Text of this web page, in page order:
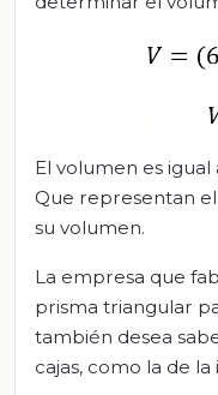
El volumen es igual
Que representan
su volumen.
La empresa que
prisma triangular
también desea
cajas, como la de